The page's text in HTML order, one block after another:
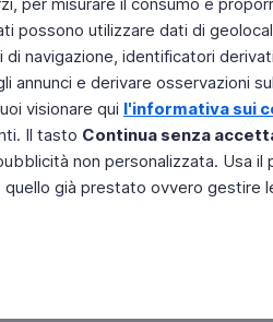
possono utilizzare dati di
navigazione, identificatori
e derivare osservazioni
visionare qui l'informativa sui
Il tasto Continua senza
non personalizzata. Usa il
già prestato ovvero gestire
Sostenibile 2026: evento
conclusivo"
vai all'articolo
"Valutazione di Impatto
dieci raccomandazioni al Governo per
,vai all'articolo
2030 vai all'articolo- Video promo